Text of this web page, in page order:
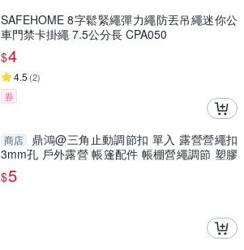
SAFEHOME 8字鬆緊繩彈力繩防丟吊繩迷你公
車門禁卡掛繩 7.5公分長 CPA050
$4
4.5 (2)
券
商店
鼎鴻@三角止動調節扣 單入 露營營繩扣
3mm孔 戶外露營 帳篷配件 帳棚營繩調節 塑膠
鬆緊扣
$5